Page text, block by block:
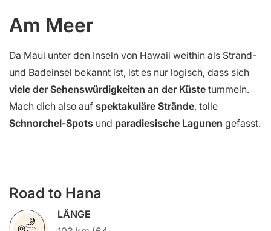
Am Meer
Da Maui unter den Inseln von Hawaii weithin als Strand-
und Badeinsel bekannt ist, ist es nur logisch, dass sich
viele der Sehenswürdigkeiten an der Küste tummeln.
Mach dich also auf spektakuläre Strände, tolle
Schnorchel-Spots und paradiesische Lagunen gefasst.
Road to Hana
LÄNGE